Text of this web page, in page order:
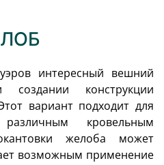
интересный вешний
конструкции
вариант подходит для
кровельным
желоба может
возможным применение